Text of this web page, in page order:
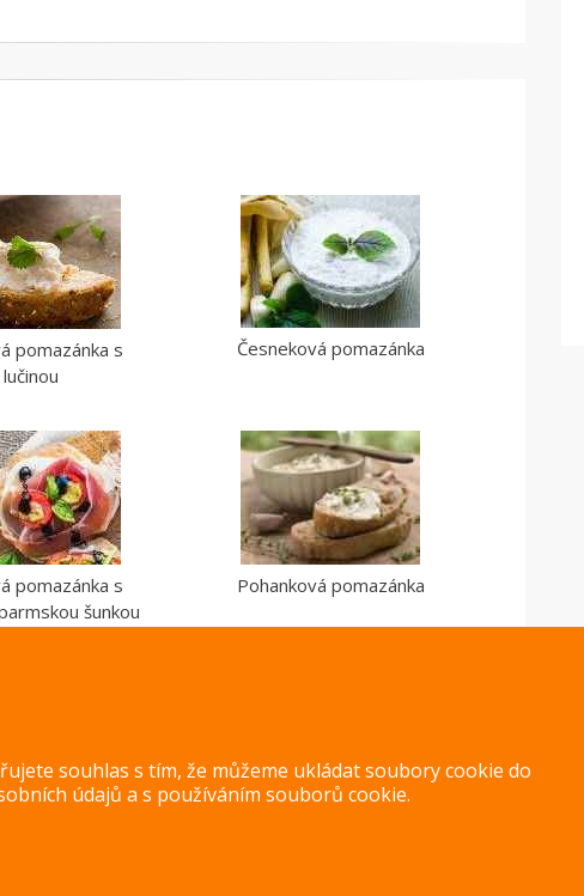
pomazánka s
lučinou
Česneková pomazánka
pomazánka s
šunkou
Pohanková pomazánka
souhlas s tím, že můžeme ukládat soubory cookie do
údajů a s používáním souborů cookie.